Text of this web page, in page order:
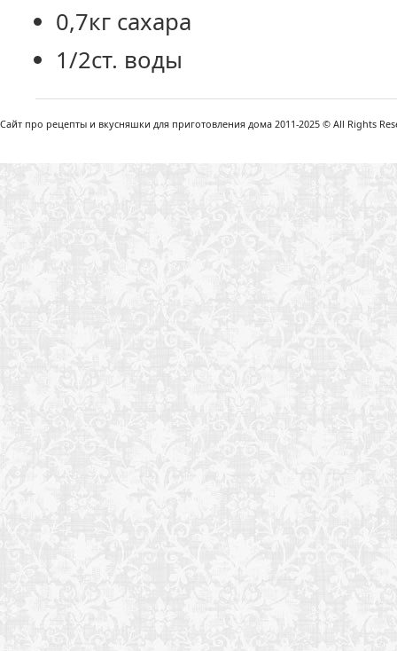
0,7кг сахара
1/2ст. воды
Сайт про рецепты и вкусняшки для приготовления дома 2011-2025 © All Rights